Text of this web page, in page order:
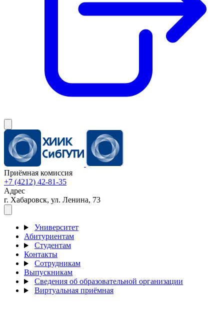
Приёмная комиссия
+7 (4212) 42-81-35
Адрес
г. Хабаровск, ул. Ленина, 73
Университет
Абитуриентам
Студентам
Контакты
Сотрудникам
Выпускникам
Сведения об образовательной организации
Виртуальная приёмная